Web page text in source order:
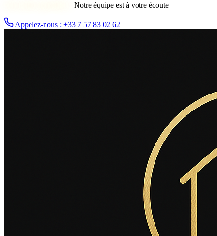
Notre équipe est à votre écoute
Appelez-nous : +33 7 57 83 02 62